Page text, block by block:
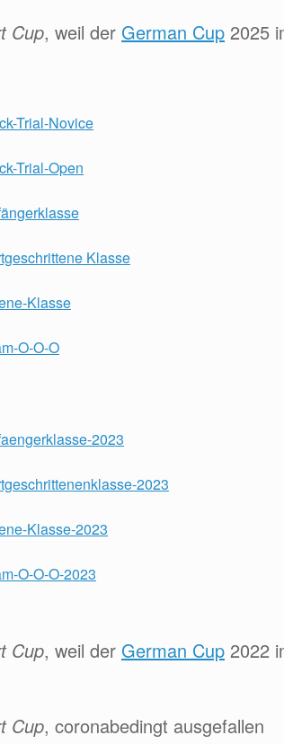
Cup, weil der German Cup 2025
Trial-Novice
Trial-Open
Klasse
Klasse
O-O-O
2023
2023
Klasse-2023
O-O-O-2023
Cup, weil der German Cup 2022
Cup, coronabedingt ausgefallen